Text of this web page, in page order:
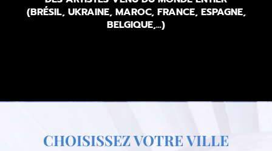
(BRÉSIL, UKRAINE, MAROC, FRANCE, ESPAGNE,
BELGIQUE,...)
CHOISISSEZ VOTRE VILLE